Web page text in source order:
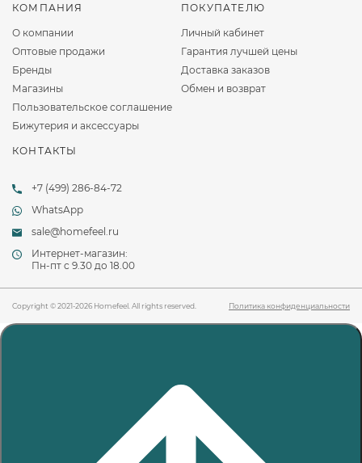
КОМПАНИЯ
О компании
Оптовые продажи
Бренды
Магазины
Пользовательское соглашение
Бижутерия и аксессуары
ПОКУПАТЕЛЮ
Личный кабинет
Гарантия лучшей цены
Доставка заказов
Обмен и возврат
КОНТАКТЫ
+7 (499) 286-84-72
WhatsApp
sale@homefeel.ru
Интернет-магазин:
Пн-пт c 9.30 до 18.00
Copyright © 2021-2026 Homefeel. All rights reserved. Политика конфиденциальности